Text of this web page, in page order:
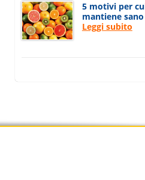
5 motivi per
mantiene
Leggi subito